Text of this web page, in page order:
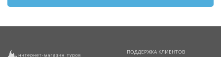
ПОДДЕРЖКА КЛИЕНТОВ